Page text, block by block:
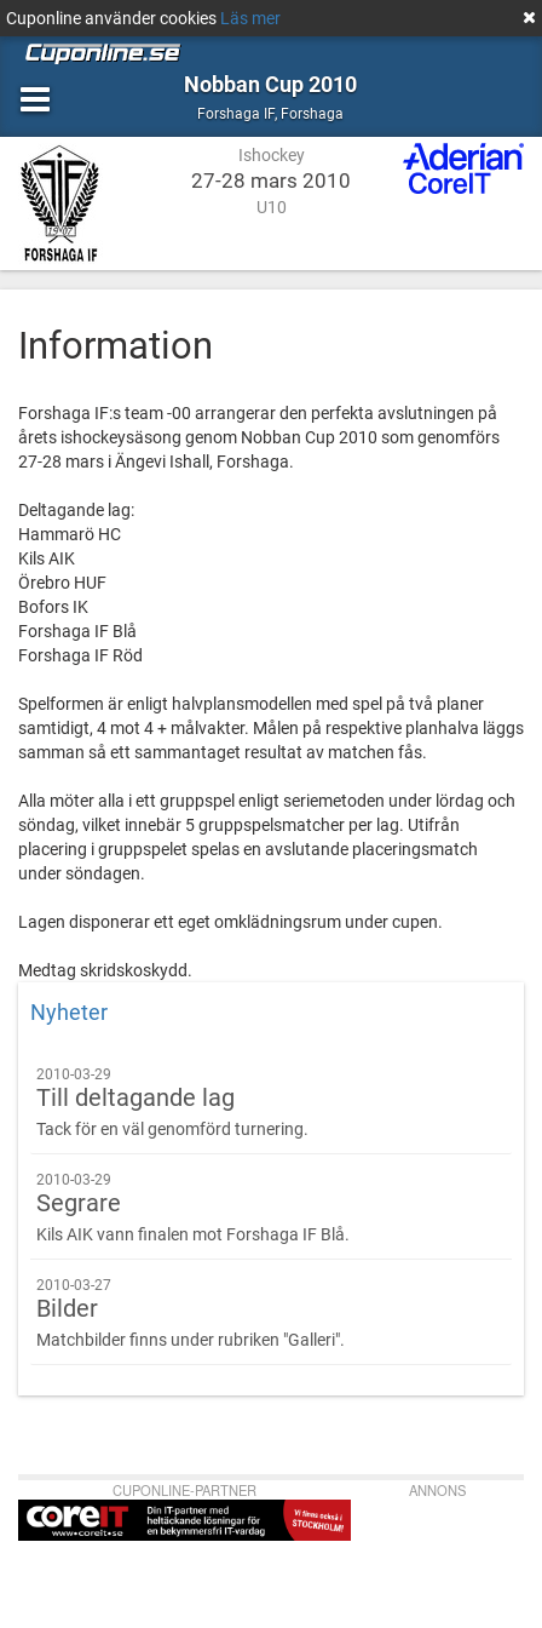
Cuponline använder cookies Läs mer
Nobban Cup 2010
Forshaga IF, Ishockey
Forshaga
Ishockey
27-28 mars 2010
U10
Information
Forshaga IF:s team -00 arrangerar den perfekta avslutningen på
årets ishockeysäsong genom Nobban Cup 2010 som genomförs
27-28 mars i Ängevi Ishall, Forshaga.
Deltagande lag:
Hammarö HC
Kils AIK
Örebro HUF
Bofors IK
Forshaga IF Blå
Forshaga IF Röd
Spelformen är enligt halvplansmodellen med spel på två planer
samtidigt, 4 mot 4 + målvakter. Målen på respektive planhalva läggs
samman så ett sammantaget resultat av matchen fås.
Alla möter alla i ett gruppspel enligt seriemetoden under lördag och
söndag, vilket innebär 5 gruppspelsmatcher per lag. Utifrån
placering i gruppspelet spelas en avslutande placeringsmatch
under söndagen.
Lagen disponerar ett eget omklädningsrum under cupen.
Medtag skridskoskydd.
Nyheter
2010-03-29
Till deltagande lag
Tack för en väl genomförd turnering.
2010-03-29
Segrare
Kils AIK vann finalen mot Forshaga IF Blå.
2010-03-27
Bilder
Matchbilder finns under rubriken "Galleri".
CUPONLINE-PARTNER ANNONS